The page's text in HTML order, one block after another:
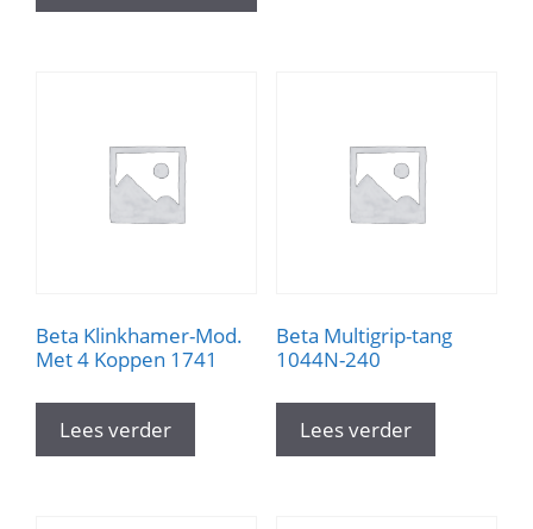
Beta Klinkhamer-Mod.
Met 4 Koppen 1741
Lees verder
Beta Multigrip-tang
1044N-240
Lees verder